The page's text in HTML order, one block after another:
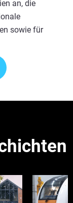
an, die
sowie für